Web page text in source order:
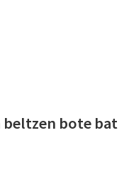
beltzen bote bat